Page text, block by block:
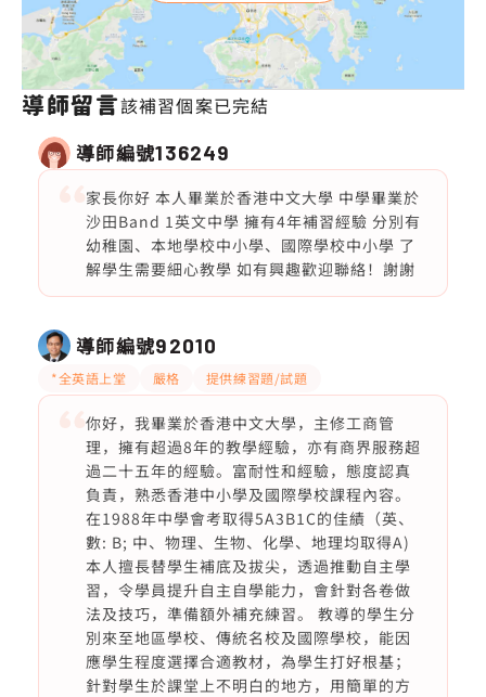
導師留言該補習個案已完結
導師編號136249
家長你好 本人畢業於香港中文大學 中學畢業於
沙田Band 1英文中學 擁有4年補習經驗 分別有
幼稚園、本地學校中小學、國際學校中小學 了
解學生需要細心教學 如有興趣歡迎聯絡！謝謝
導師編號92010
*全英語上堂 嚴格 提供練習題/試題
你好，我畢業於香港中文大學，主修工商管
理，擁有超過8年的教學經驗，亦有商界服務超
過二十五年的經驗。富耐性和經驗，態度認真
負責，熟悉香港中小學及國際學校課程內容。
在1988年中學會考取得5A3B1C的佳績（英、
數: B; 中、物理、生物、化學、地理均取得A)
本人擅長替學生補底及拔尖，透過推動自主學
習，令學員提升自主自學能力，會針對各卷做
法及技巧，準備額外補充練習。 教導的學生分
別來至地區學校、傳統名校及國際學校，能因
應學生程度選擇合適教材，為學生打好根基；
針對學生於課堂上不明白的地方，用簡單的方